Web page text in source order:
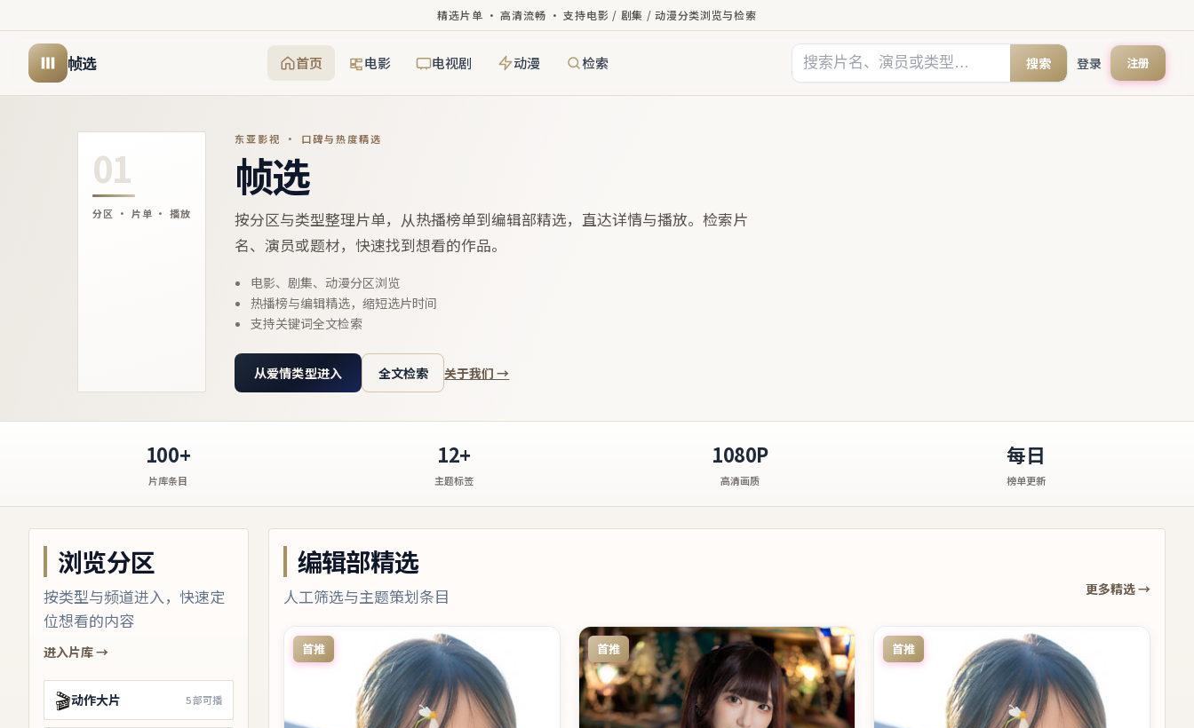
精选片单 · 高清流畅 · 支持电影 / 剧集 / 动漫分类浏览与检索
帧选 首页 电影 电视剧 动漫 检索 搜索 登录 注册
01
分区 · 片单 · 播放
东亚影视 · 口碑与热度精选
帧选
按分区与类型整理片单，从热播榜单到编辑部精选，直达详情与播放。检索片
名、演员或题材，快速找到想看的作品。
电影、剧集、动漫分区浏览
热播榜与编辑精选，缩短选片时间
支持关键词全文检索
从爱情类型进入 全文检索 关于我们 →
100+
片库条目
12+
主题标签
1080P
高清画质
每日
榜单更新
浏览分区
按类型与频道进入，快速定
位想看的内容
进入片库 →
🎬动作大片 5部可播
编辑部精选
人工筛选与主题策划条目 更多精选 →
首推 首推 首推